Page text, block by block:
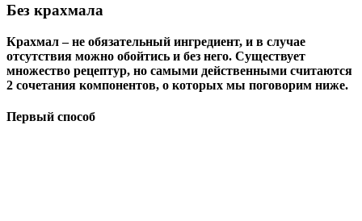
Без крахмала
Крахмал – не обязательный ингредиент, и в случае
отсутствия можно обойтись и без него. Существует
множество рецептур, но самыми действенными считаются
2 сочетания компонентов, о которых мы поговорим ниже.
Первый способ